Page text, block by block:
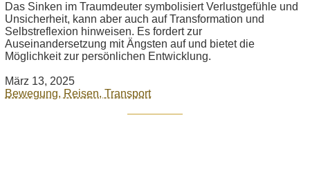
Das Sinken im Traumdeuter symbolisiert Verlustgefühle und
Unsicherheit, kann aber auch auf Transformation und
Selbstreflexion hinweisen. Es fordert zur
Auseinandersetzung mit Ängsten auf und bietet die
Möglichkeit zur persönlichen Entwicklung.
März 13, 2025
Bewegung, Reisen, Transport